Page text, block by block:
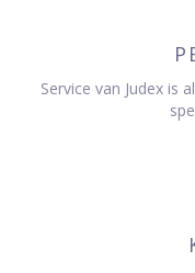
Service van Judex is